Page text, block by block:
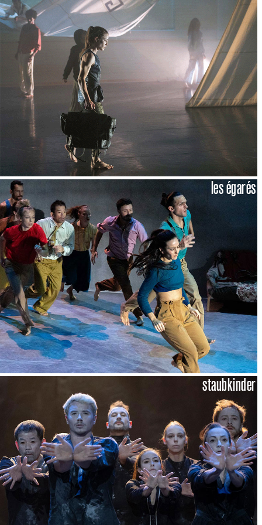
les égarés
staubkinder